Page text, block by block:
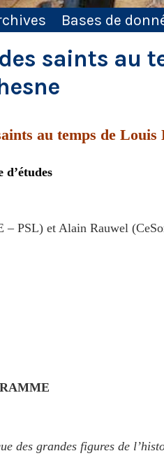
Bases de
saints au
au temps de Louis
d’études
– PSL) et Alain Rauwel
des grandes figures de